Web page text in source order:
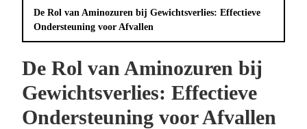
De Rol van Aminozuren bij Gewichtsverlies: Effectieve
Ondersteuning voor Afvallen
De Rol van Aminozuren bij
Gewichtsverlies: Effectieve
Ondersteuning voor Afvallen